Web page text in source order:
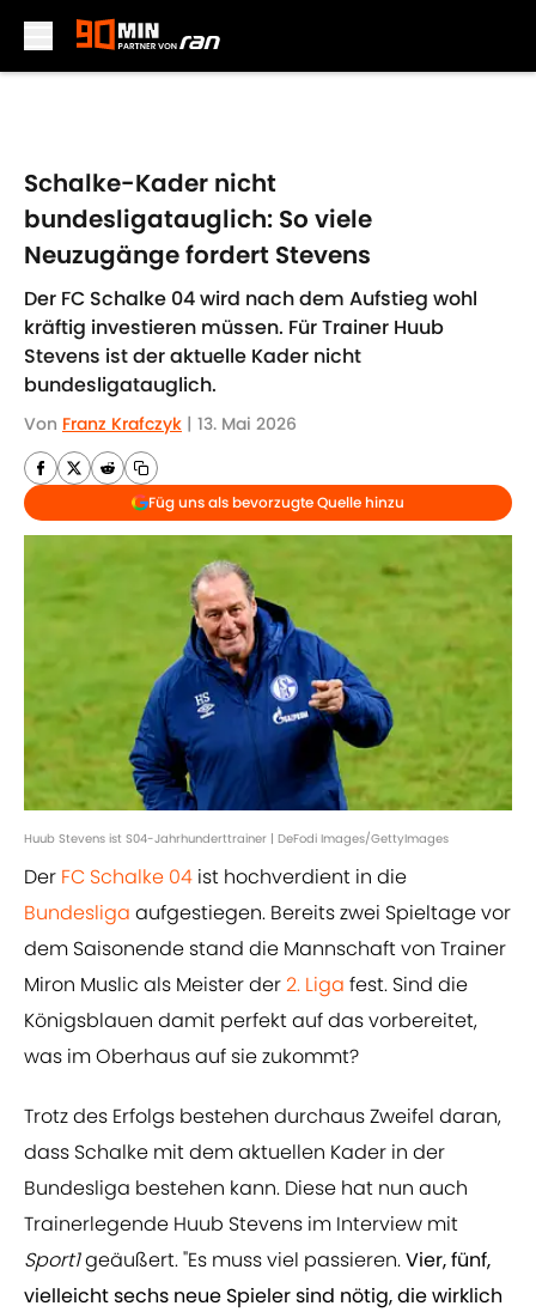
Schalke-Kader nicht
bundesligatauglich: So viele
Neuzugänge fordert Stevens
Der FC Schalke 04 wird nach dem Aufstieg wohl
kräftig investieren müssen. Für Trainer Huub
Stevens ist der aktuelle Kader nicht
bundesligatauglich.
Von Franz Krafczyk | 13. Mai 2026
Füg uns als bevorzugte Quelle hinzu
Huub Stevens ist S04-Jahrhunderttrainer | DeFodi Images/GettyImages
Der FC Schalke 04 ist hochverdient in die
Bundesliga aufgestiegen. Bereits zwei Spieltage vor
dem Saisonende stand die Mannschaft von Trainer
Miron Muslic als Meister der2. Liga fest. Sind die
Königsblauen damit perfekt auf das vorbereitet,
was im Oberhaus auf sie zukommt?
Trotz des Erfolgs bestehen durchaus Zweifel daran,
dass Schalke mit dem aktuellen Kader in der
Bundesliga bestehen kann. Diese hat nun auch
Trainerlegende Huub Stevens im Interview mit
Sport1geäußert. "Es muss viel passieren.Vier, fünf,
vielleicht sechs neue Spieler sind nötig, die wirklich